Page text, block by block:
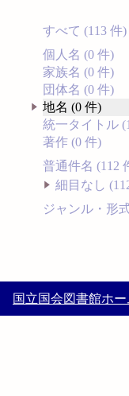
すべて (113 件)
個人名 (0 件)
家族名 (0 件)
団体名 (0 件)
地名 (0 件)
統一タイトル
著作 (0 件)
普通件名 (112
細目なし
ジャンル・形
国立国会図書館ホー